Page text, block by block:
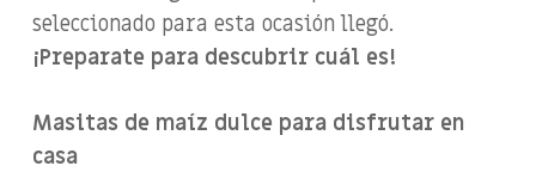
seleccionado para esta ocasión llegó.
¡Preparate para descubrir cuál es!
Masitas de maíz dulce para disfrutar en
casa